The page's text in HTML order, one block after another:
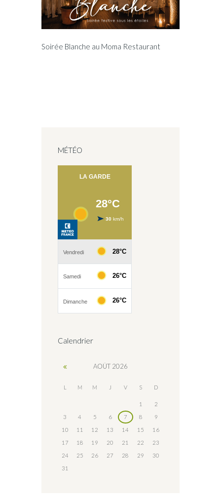
Soirée Blanche au Moma Restaurant
MÉTÉO
Calendrier
AOÛT 2026
L M M J V S D
1
2
3
4 5 6 7 8
9
10
11 12 13 14 15
16
17
18 19 20 21 22
23
24
25 26 27 28 29
30
31